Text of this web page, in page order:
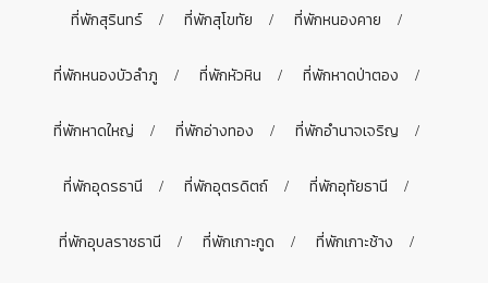
ที่พักสุรินทร์ ที่พักสุโขทัย ที่พักหนองคาย
ที่พักหนองบัวลำภู ที่พักหัวหิน ที่พักหาดป่าตอง
ที่พักหาดใหญ่ ที่พักอ่างทอง ที่พักอำนาจเจริญ
ที่พักอุดรธานี ที่พักอุตรดิตถ์ ที่พักอุทัยธานี
ที่พักอุบลราชธานี ที่พักเกาะกูด ที่พักเกาะช้าง